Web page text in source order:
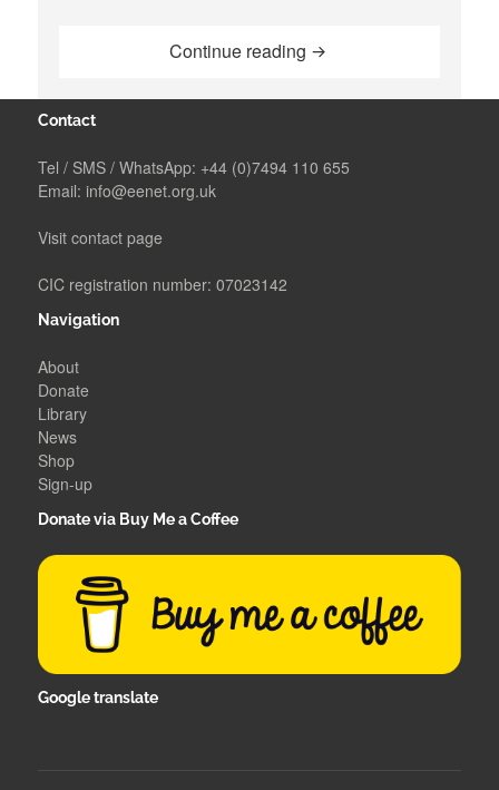
Continue reading “Publications Utiles”
Contact
Tel / SMS / WhatsApp: +44 (0)7494 110 655
Email: info@eenet.org.uk
Visit contact page
CIC registration number: 07023142
Navigation
About
Donate
Library
News
Shop
Sign-up
Donate via Buy Me a Coffee
Google translate